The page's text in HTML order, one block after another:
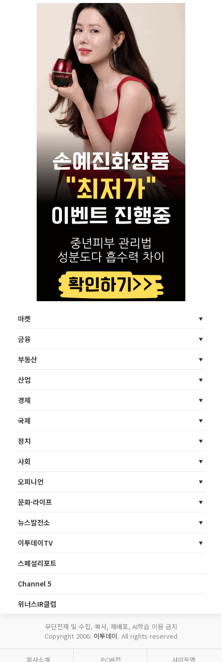
마켓
금융
부동산
산업
경제
국제
정치
사회
오피니언
문화·라이프
뉴스발전소
이투데이TV
스페셜리포트
Channel 5
위너스IR클럽
무단전재 및 수집, 복사, 재배포, AI학습 이용 금지
Copyright 2006. 이투데이. All rights reserved
회사소개 PC버전 사이트맵